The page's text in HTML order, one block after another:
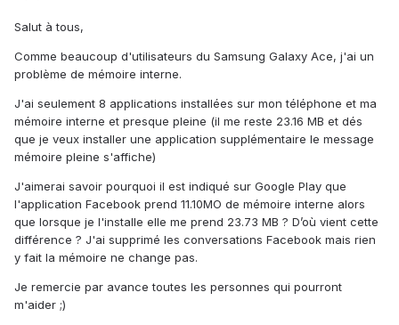
Salut à tous,
Comme beaucoup d'utilisateurs du Samsung Galaxy Ace, j'ai un
problème de mémoire interne.
J'ai seulement 8 applications installées sur mon téléphone et ma
mémoire interne et presque pleine (il me reste 23.16 MB et dés
que je veux installer une application supplémentaire le message
mémoire pleine s'affiche)
J'aimerai savoir pourquoi il est indiqué sur Google Play que
l'application Facebook prend 11.10MO de mémoire interne alors
que lorsque je l'installe elle me prend 23.73 MB ? D’où vient cette
différence ? J'ai supprimé les conversations Facebook mais rien
y fait la mémoire ne change pas.
Je remercie par avance toutes les personnes qui pourront
m'aider ;)